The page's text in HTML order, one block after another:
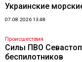
Украинские
07.08.2026 13:48
Происшествия
Силы ПВО
беспилотников